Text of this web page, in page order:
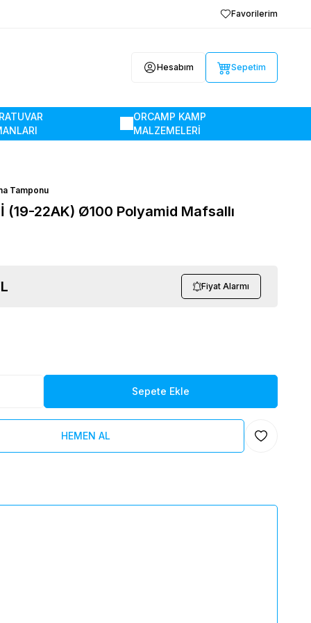
Favorilerim
Hesabım Sepetim
ORCAMP KAMP
MALZEMELERİ
Tamponu
(19-22AK) Ø100 Polyamid Mafsallı
Fiyat Alarmı
Sepete Ekle
HEMEN AL Favoriye